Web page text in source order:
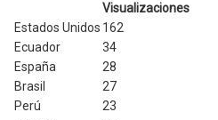
Visualizaciones
Estados Unidos 162
Ecuador
34
España
28
Brasil
27
Perú
23